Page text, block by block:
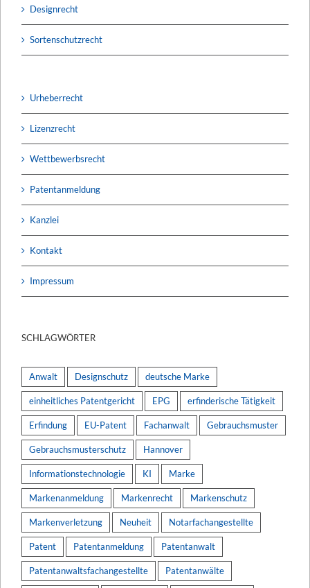
Designrecht
Sortenschutzrecht
Urheberrecht
Lizenzrecht
Wettbewerbsrecht
Patentanmeldung
Kanzlei
Kontakt
Impressum
SCHLAGWÖRTER
Anwalt Designschutz deutsche Marke
einheitliches Patentgericht EPG erfinderische Tätigkeit
Erfindung EU-Patent Fachanwalt Gebrauchsmuster
Gebrauchsmusterschutz Hannover
Informationstechnologie KI Marke
Markenanmeldung Markenrecht Markenschutz
Markenverletzung Neuheit Notarfachangestellte
Patent Patentanmeldung Patentanwalt
Patentanwaltsfachangestellte Patentanwälte